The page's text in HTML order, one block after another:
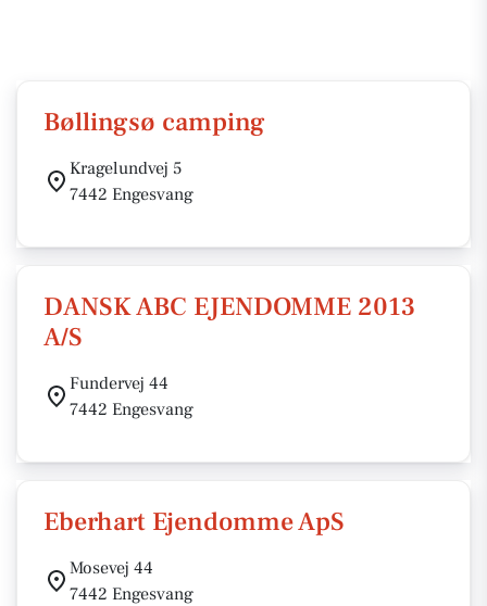
Bøllingsø camping
Kragelundvej 5
7442 Engesvang
DANSK ABC EJENDOMME 2013
A/S
Fundervej 44
7442 Engesvang
Eberhart Ejendomme ApS
Mosevej 44
7442 Engesvang